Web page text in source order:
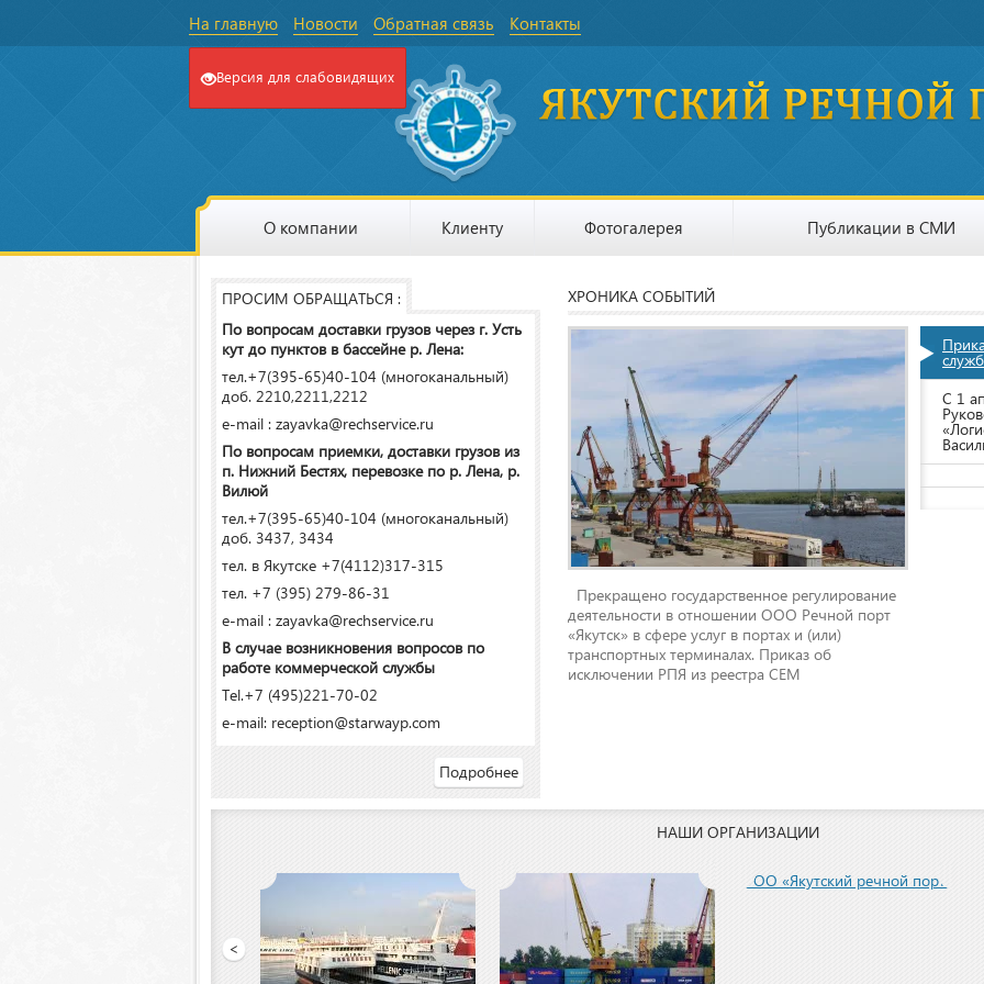
На главную Новости Обратная связь Контакты
Версия для слабовидящих
О компании Клиенту Фотогалерея Публикации в СМИ
ПРОСИМ ОБРАЩАТЬСЯ :
По вопросам доставки грузов через г. Усть
кут до пунктов в бассейне р. Лена:
тел.+7(395-65)40-104 (многоканальный)
доб. 2210,2211,2212
e-mail : zayavka@rechservice.ru
По вопросам приемки, доставки грузов из
п. Нижний Бестях, перевозке по р. Лена, р.
Вилюй
тел.+7(395-65)40-104 (многоканальный)
доб. 3437, 3434
тел. в Якутске +7(4112)317-315
тел. +7 (395) 279-86-31
e-mail : zayavka@rechservice.ru
В случае возникновения вопросов по
работе коммерческой службы
Tel.+7 (495)221-70-02
e-mail: reception@starwayp.com
Подробнее
ХРОНИКА СОБЫТИЙ
Прекращено государственное регулирование
деятельности в отношении ООО Речной порт
«Якутск» в сфере услуг в портах и (или)
транспортных терминалах. Приказ об
исключении РПЯ из реестра СЕМ
С 1
НАШИ ОРГАНИЗАЦИИ
<
ООО «Якутский речной порт»